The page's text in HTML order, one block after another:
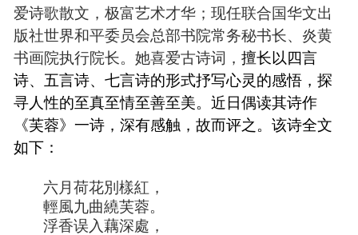
爱诗歌散文，极富艺术才华；现任联合国华文出
版社世界和平委员会总部书院常务秘书长、炎黄
书画院执行院长。她喜爱古诗词，擅长以四言
诗、五言诗、七言诗的形式抒写心灵的感悟，探
寻人性的至真至情至善至美。近日偶读其诗作
《芙蓉》一诗，深有感触，故而评之。该诗全文
如下：
六月荷花別樣紅，
輕風九曲繞芙蓉。
浮香误入藕深處，